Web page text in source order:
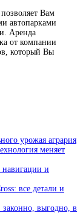
Вам
автопарками
Аренда
от компании
который Вы
урожая агрария
меняет
навигации и
все детали и
выгодно, в